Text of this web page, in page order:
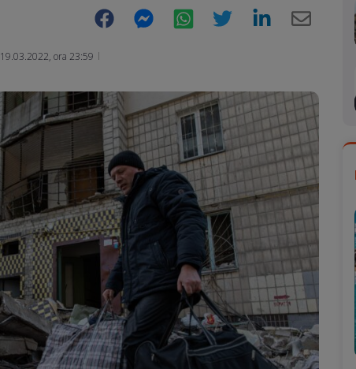
Facebook Messenger WhatsApp Twitter LinkedIn
19.03.2022, ora 23:59